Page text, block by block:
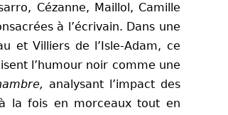
Cézanne, Maillol, Camille
à l’écrivain. Dans une
et Villiers de l’Isle-Adam, ce
l’humour noir comme une
analysant l’impact des
la fois en morceaux tout en